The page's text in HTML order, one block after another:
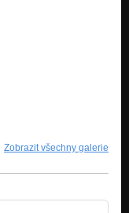
Zobrazit všechny galerie